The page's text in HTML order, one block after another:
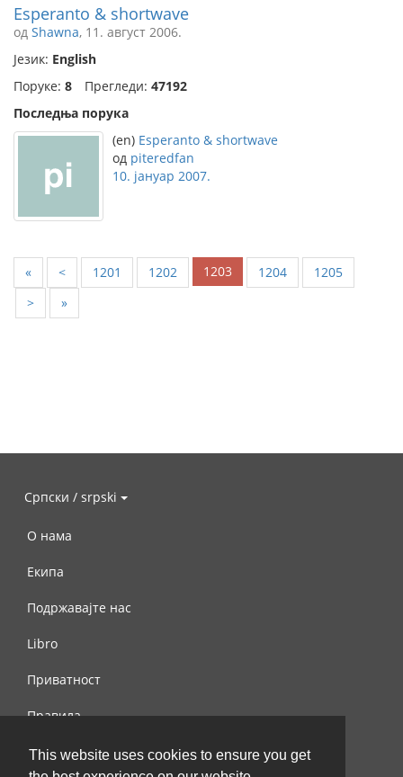
This website uses cookies to ensure you get
Esperanto & shortwave
од Shawna, 11. август 2006.
Језик: English
Поруке: 8 Прегледи: 47192
Последња порука
(en) Esperanto & shortwave
од piteredfan
10. јануар 2007.
« < 1201 1202 1203 1204
1205
>
»
Српски / srpski
О нама
Екипа
Подржавајте нас
Libro
Приватност
Правила
Контактирајте нас